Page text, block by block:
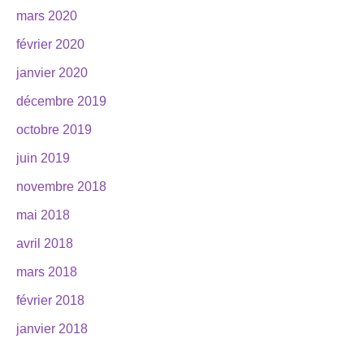
mars 2020
février 2020
janvier 2020
décembre 2019
octobre 2019
juin 2019
novembre 2018
mai 2018
avril 2018
mars 2018
février 2018
janvier 2018